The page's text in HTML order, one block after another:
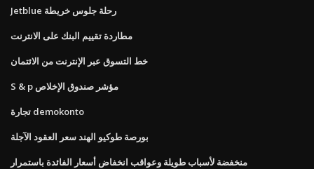
Jetblue رحلة جلوس خريطة
مطاردة تقييم البنك على الانترنت
خط التسوق عبر الإنترنت من الائتمان
S & p مؤشر صندوق الإخلاص
تجارة demokonto
بورصة طوكيو الهند سعر العقود الآجلة
منخفضة لأسباب طويلة وعواقب انخفاض أسعار الفائدة باستمرار